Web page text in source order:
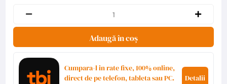
Adaugă în coș
Cumpara-l in rate fixe, 100% online,
direct de pe telefon, tableta sau PC.
Detalii